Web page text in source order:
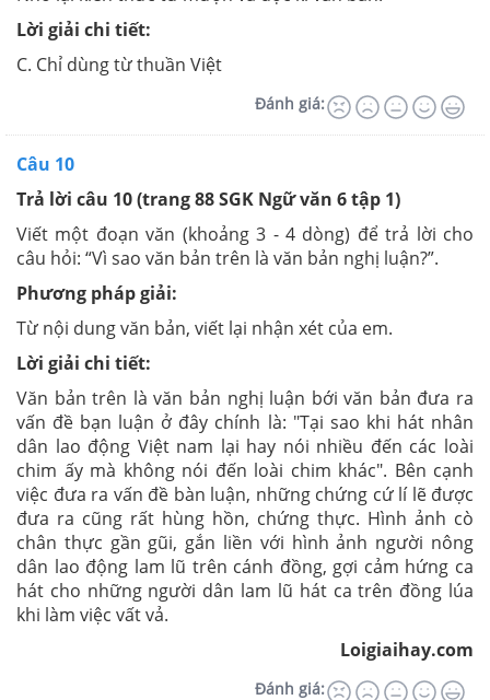
Lời giải chi tiết:
C. Chỉ dùng từ thuần Việt
Đánh giá:
Câu 10
Trả lời câu 10 (trang 88 SGK Ngữ văn 6 tập 1)
Viết một đoạn văn (khoảng 3 - 4 dòng) để trả lời cho
câu hỏi: “Vì sao văn bản trên là văn bản nghị luận?”.
Phương pháp giải:
Từ nội dung văn bản, viết lại nhận xét của em.
Lời giải chi tiết:
Văn bản trên là văn bản nghị luận bới văn bản đưa ra
vấn đề bạn luận ở đây chính là: "Tại sao khi hát nhân
dân lao động Việt nam lại hay nói nhiều đến các loài
chim ấy mà không nói đến loài chim khác". Bên cạnh
việc đưa ra vấn đề bàn luận, những chứng cứ lí lẽ được
đưa ra cũng rất hùng hồn, chứng thực. Hình ảnh cò
chân thực gần gũi, gắn liền với hình ảnh người nông
dân lao động lam lũ trên cánh đồng, gợi cảm hứng ca
hát cho những người dân lam lũ hát ca trên đồng lúa
khi làm việc vất vả.
Loigiaihay.com
Đánh giá: